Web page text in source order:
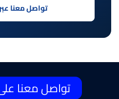
تواصل معنا
تواصل معنا